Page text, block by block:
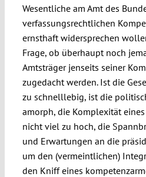
Wesentliche am Amt des
verfassungsrechtlichen
ernsthaft widersprechen
Frage, ob überhaupt noch
Amtsträger jenseits seiner
zugedacht werden. Ist die
zu schnelllebig, ist die
amorph, die Komplexität
nicht viel zu hoch, die
und Erwartungen an die
um den (vermeintlichen)
den Kniff eines